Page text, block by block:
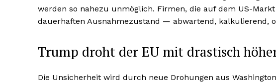
werden so nahezu unmöglich. Firmen, die auf dem US-
dauerhaften Ausnahmezustand — abwartend, kalkulierend,
Trump droht der EU mit drastisch
Die Unsicherheit wird durch neue Drohungen aus